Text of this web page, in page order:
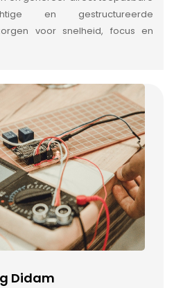
en gestructureerde
voor snelheid, focus en
Didam